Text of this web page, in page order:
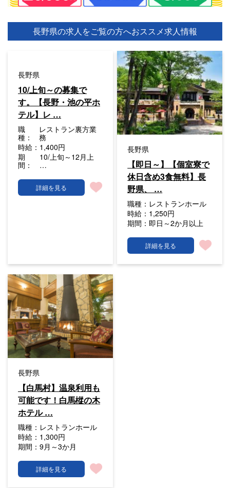
長野県の求人をご覧の方へおススメ求人情報
長野県
10/上旬～の募集で
す。【長野・池の平ホ
テル】レ …
職
種：
レストラン裏方業
務
時給： 1,400円
期
間：
10/上旬～12月上
…
詳細を見る
長野県
【即日～】【個室寮で
休日含め3食無料】長
野県、 …
職種： レストランホール
時給： 1,250円
期間：即日～2か月以上
詳細を見る
長野県
【白馬村】温泉利用も
可能です！白馬樅の木
ホテル …
職種： レストランホール
時給： 1,300円
期間： 9月～3か月
詳細を見る